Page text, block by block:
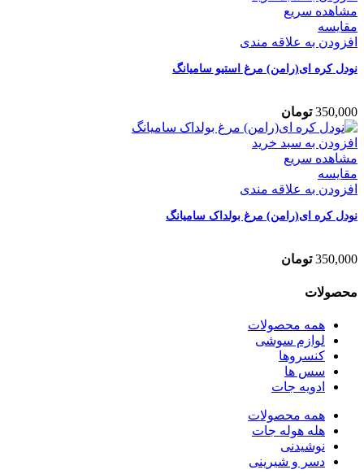
مشاهده سریع
مقایسه
افزودن به علاقه مندی
نودل کره ای(رامن) مرغ استیو سامیانگ
350,000 تومان
افزودن به سبد خرید
مشاهده سریع
مقایسه
افزودن به علاقه مندی
نودل کره ای(رامن) مرغ بولداک سامیانگ
350,000 تومان
محصولات
همه محصولات
لوازم سوشی
کنسروها
سس ها
ادویه جات
همه محصولات
هله هوله جات
نوشیدنی
دسر و شیرینی